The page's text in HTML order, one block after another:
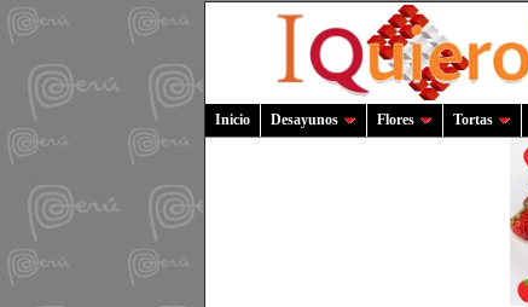
Inicio Desayunos Flores Tortas